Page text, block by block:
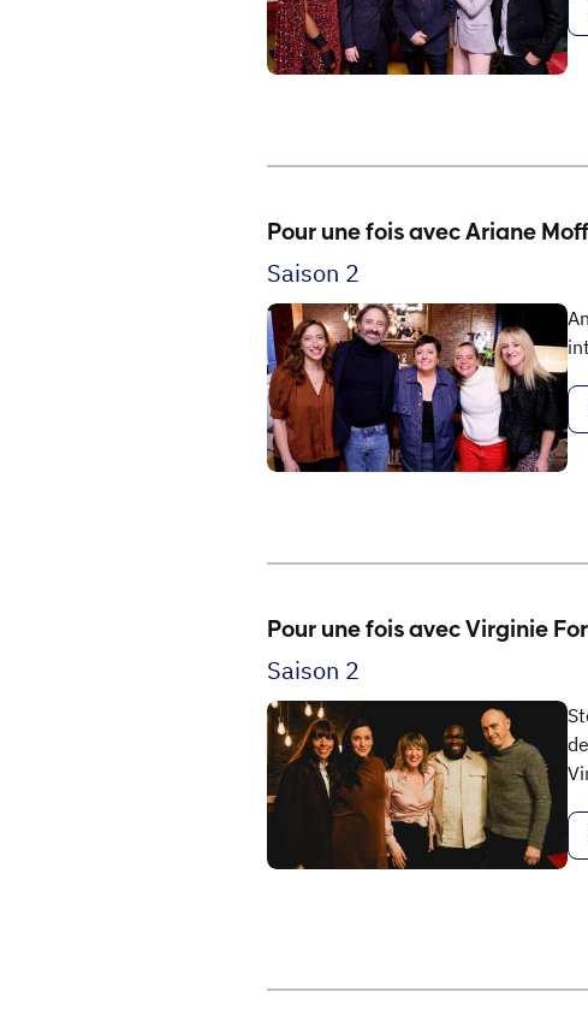
Pour une fois avec Ariane
Saison 2
Pour une fois avec Virginie
Saison 2